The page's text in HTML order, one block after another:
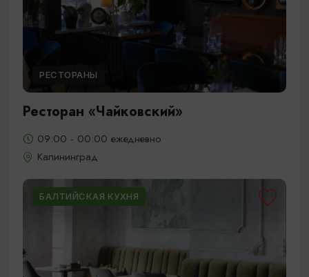
РЕСТОРАНЫ
Ресторан «Чайковский»
09:00 - 00:00 ежедневно
Калининград
БАЛТИЙСКАЯ КУХНЯ